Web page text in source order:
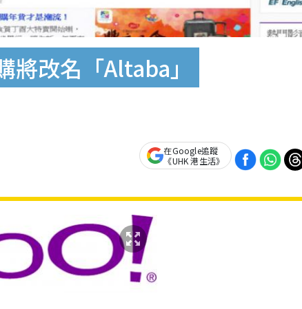
改名「Altaba」
在Google追蹤
《UHK 港生活》